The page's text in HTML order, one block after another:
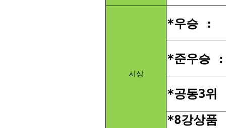
시상
*우승 :
*준우승 :
*공동3위
*8강상품